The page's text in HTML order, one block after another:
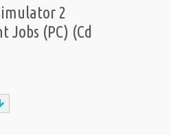
2
Jobs (PC) (Cd